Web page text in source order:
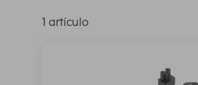
1 artículo